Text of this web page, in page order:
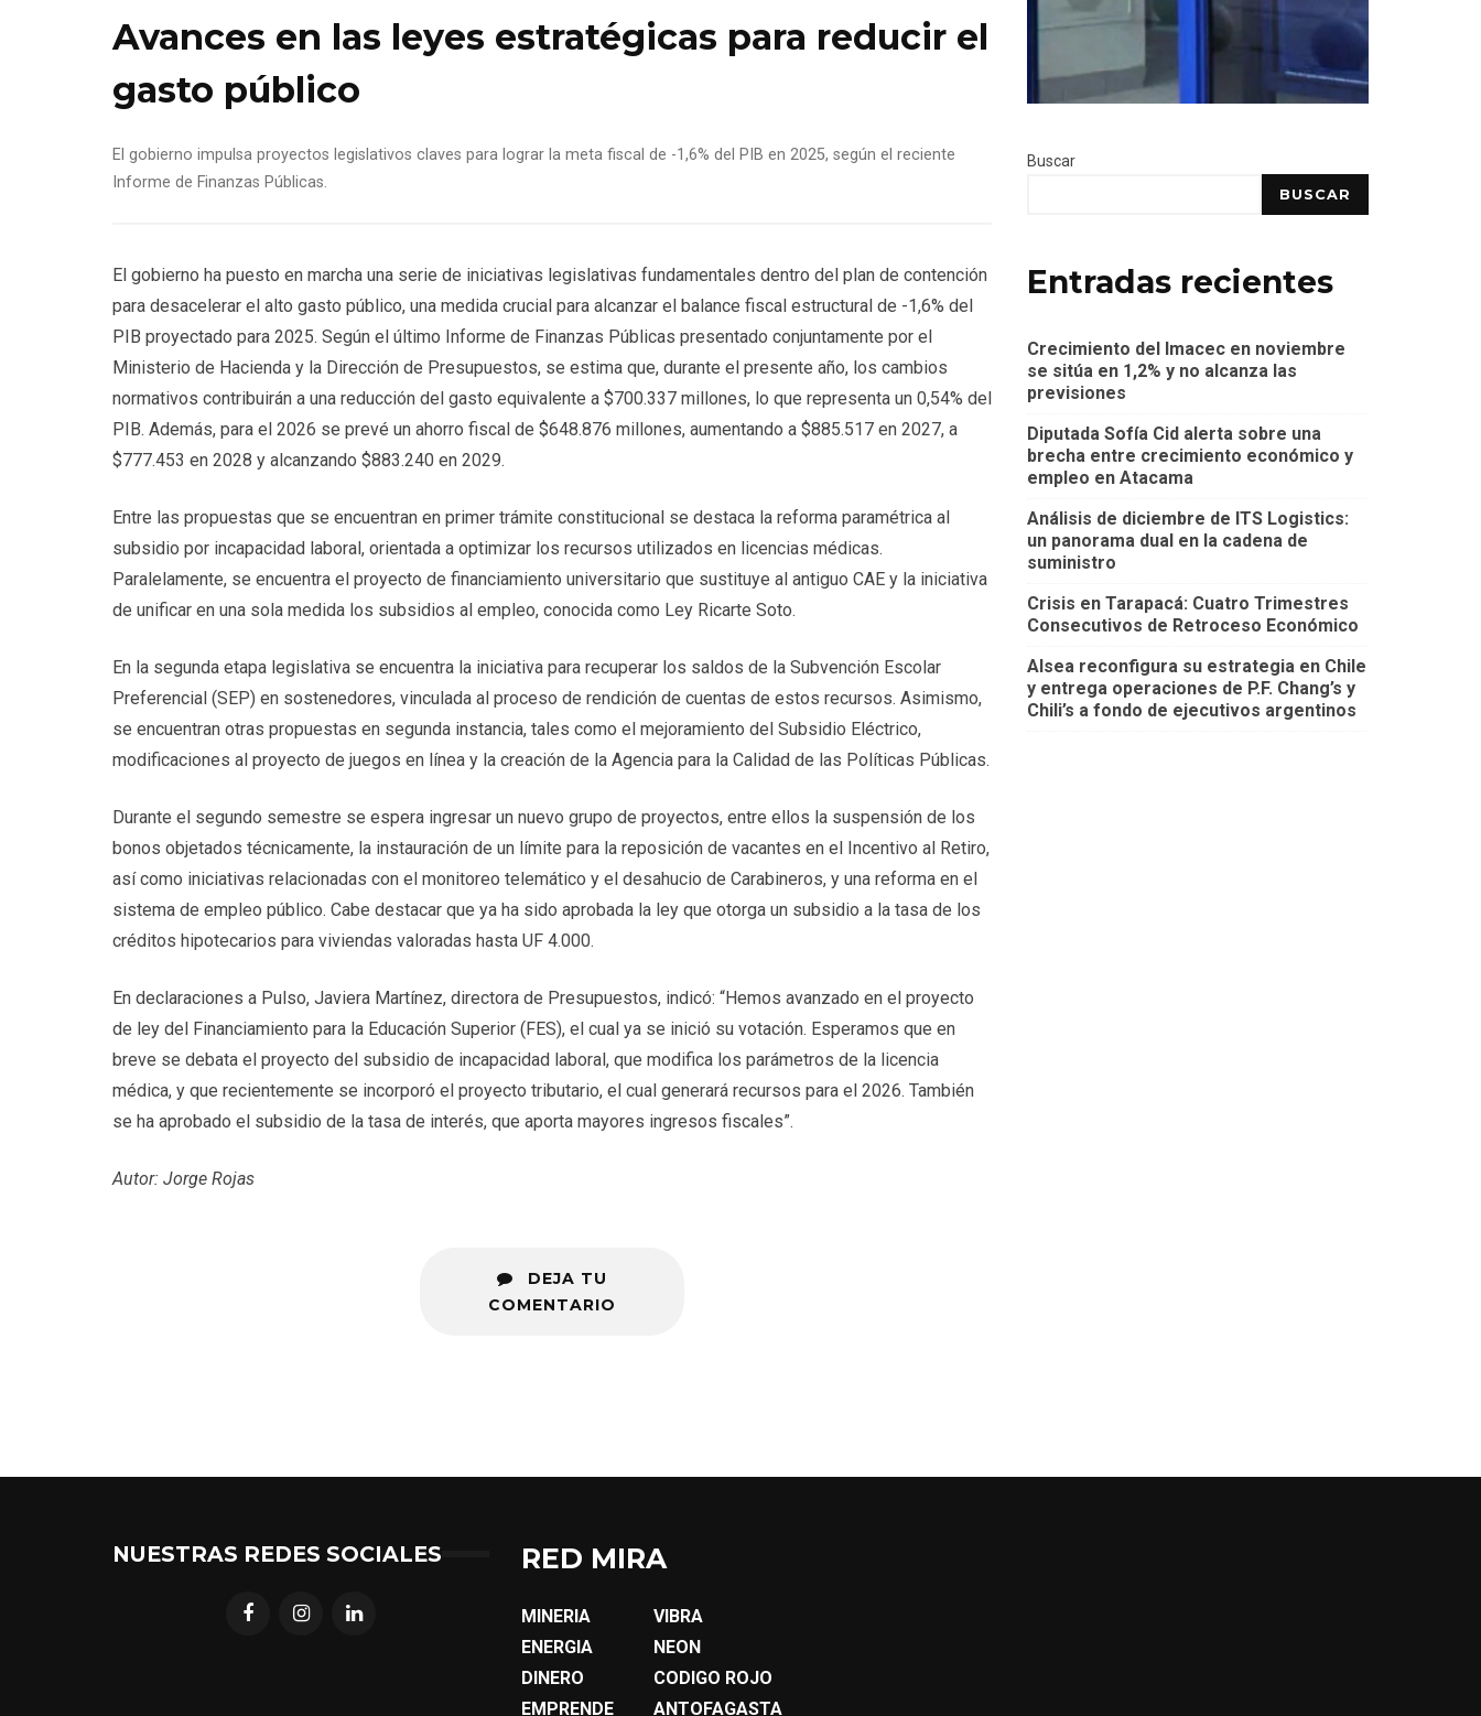
Avances en las leyes estratégicas para reducir el
gasto público
El gobierno impulsa proyectos legislativos claves para lograr la meta fiscal de -1,6% del PIB en 2025, según el reciente
Informe de Finanzas Públicas.
El gobierno ha puesto en marcha una serie de iniciativas legislativas fundamentales dentro del plan de contención
para desacelerar el alto gasto público, una medida crucial para alcanzar el balance fiscal estructural de -1,6% del
PIB proyectado para 2025. Según el último Informe de Finanzas Públicas presentado conjuntamente por el
Ministerio de Hacienda y la Dirección de Presupuestos, se estima que, durante el presente año, los cambios
normativos contribuirán a una reducción del gasto equivalente a $700.337 millones, lo que representa un 0,54% del
PIB. Además, para el 2026 se prevé un ahorro fiscal de $648.876 millones, aumentando a $885.517 en 2027, a
$777.453 en 2028 y alcanzando $883.240 en 2029.
Entre las propuestas que se encuentran en primer trámite constitucional se destaca la reforma paramétrica al
subsidio por incapacidad laboral, orientada a optimizar los recursos utilizados en licencias médicas.
Paralelamente, se encuentra el proyecto de financiamiento universitario que sustituye al antiguo CAE y la iniciativa
de unificar en una sola medida los subsidios al empleo, conocida como Ley Ricarte Soto.
En la segunda etapa legislativa se encuentra la iniciativa para recuperar los saldos de la Subvención Escolar
Preferencial (SEP) en sostenedores, vinculada al proceso de rendición de cuentas de estos recursos. Asimismo,
se encuentran otras propuestas en segunda instancia, tales como el mejoramiento del Subsidio Eléctrico,
modificaciones al proyecto de juegos en línea y la creación de la Agencia para la Calidad de las Políticas Públicas.
Durante el segundo semestre se espera ingresar un nuevo grupo de proyectos, entre ellos la suspensión de los
bonos objetados técnicamente, la instauración de un límite para la reposición de vacantes en el Incentivo al Retiro,
así como iniciativas relacionadas con el monitoreo telemático y el desahucio de Carabineros, y una reforma en el
sistema de empleo público. Cabe destacar que ya ha sido aprobada la ley que otorga un subsidio a la tasa de los
créditos hipotecarios para viviendas valoradas hasta UF 4.000.
En declaraciones a Pulso, Javiera Martínez, directora de Presupuestos, indicó: “Hemos avanzado en el proyecto
de ley del Financiamiento para la Educación Superior (FES), el cual ya se inició su votación. Esperamos que en
breve se debata el proyecto del subsidio de incapacidad laboral, que modifica los parámetros de la licencia
médica, y que recientemente se incorporó el proyecto tributario, el cual generará recursos para el 2026. También
se ha aprobado el subsidio de la tasa de interés, que aporta mayores ingresos fiscales”.
Autor: Jorge Rojas
DEJA TU
COMENTARIO
Buscar
BUSCAR
Entradas recientes
Crecimiento del Imacec en noviembre
se sitúa en 1,2% y no alcanza las
previsiones
Diputada Sofía Cid alerta sobre una
brecha entre crecimiento económico y
empleo en Atacama
Análisis de diciembre de ITS Logistics:
un panorama dual en la cadena de
suministro
Crisis en Tarapacá: Cuatro Trimestres
Consecutivos de Retroceso Económico
Alsea reconfigura su estrategia en Chile
y entrega operaciones de P.F. Chang’s y
Chili’s a fondo de ejecutivos argentinos
NUESTRAS REDES SOCIALES RED MIRA
MINERIA
ENERGIA
DINERO
EMPRENDE
VIBRA
NEON
CODIGO ROJO
ANTOFAGASTA